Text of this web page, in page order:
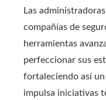
Las
compañías de
herramientas
perfeccionar sus
fortaleciendo así
impulsa iniciativas